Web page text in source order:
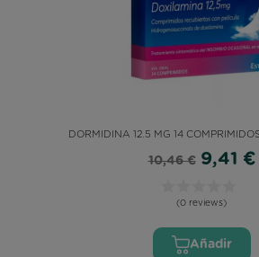
DORMIDINA 12.5 MG 14
10,46 € 9,41 €
(0 reviews)
Añadir